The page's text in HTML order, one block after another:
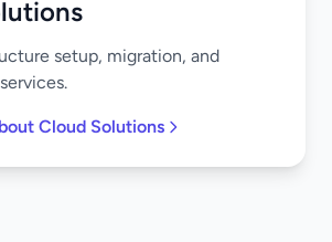
setup, migration, and
Cloud Solutions